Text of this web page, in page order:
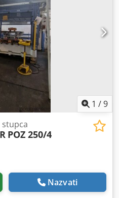
1 /9
POZ 250/4
Nazvati